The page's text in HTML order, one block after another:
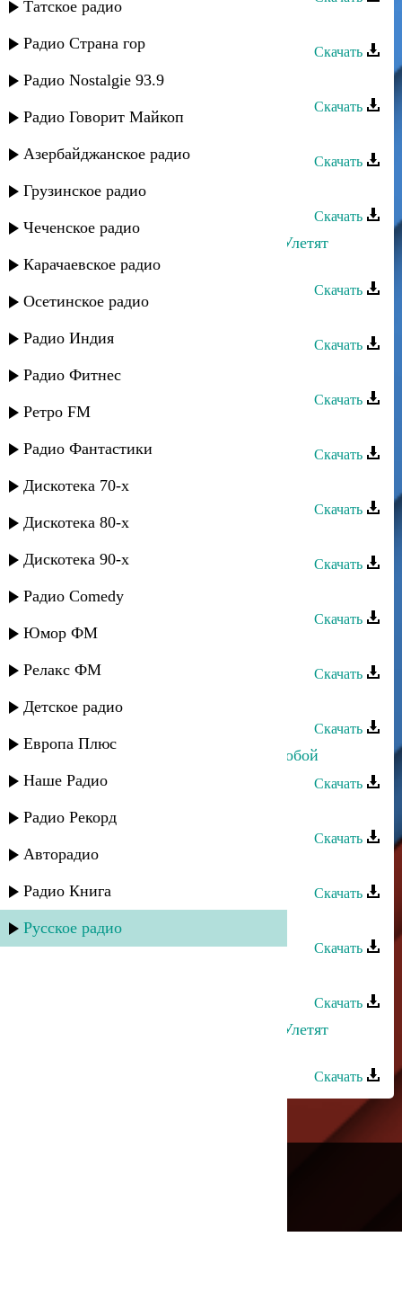
Татское радио
Радио Страна гор
Радио Nostalgie 93.9
Радио Говорит Майкоп
Азербайджанское радио
Грузинское радио
Чеченское радио
Карачаевское радио
Осетинское радио
Радио Индия
Радио Фитнес
Ретро FM
Радио Фантастики
Дискотека 70-х
Дискотека 80-х
Дискотека 90-х
Радио Comedy
Юмор ФМ
Релакс ФМ
Детское радио
Европа Плюс
Наше Радио
Радио Рекорд
Авторадио
Радио Книга
Русское радио
Скачать
Лаура Алиева - Дарман
Скачать
Скачать
Лаура Алиева - Не уходи
Скачать
Руслан Гасанов и Лаура Алиева - Улетят
мысли
Скачать
Скачать
Лаура Алиева - Сохраню любовь
Скачать
Лаура Алиева - Джаным
Скачать
Лаура Алиева - Ангел
Скачать
Скачать
Лаура Алиева - Даргинская
Скачать
Лаура Алиева - Унесенные ветром
Скачать
Лаура Алиева - Счастье
Скачать
Лаура Алиева - Куда мне идти за тобой
Скачать
Лаура Алиева - Живу для тебя
Скачать
Лаура Алиева - Горькая любовь
Скачать
Скачать
Скачать
Руслан Гасанов и Лаура Алиева - Улетят
Скачать